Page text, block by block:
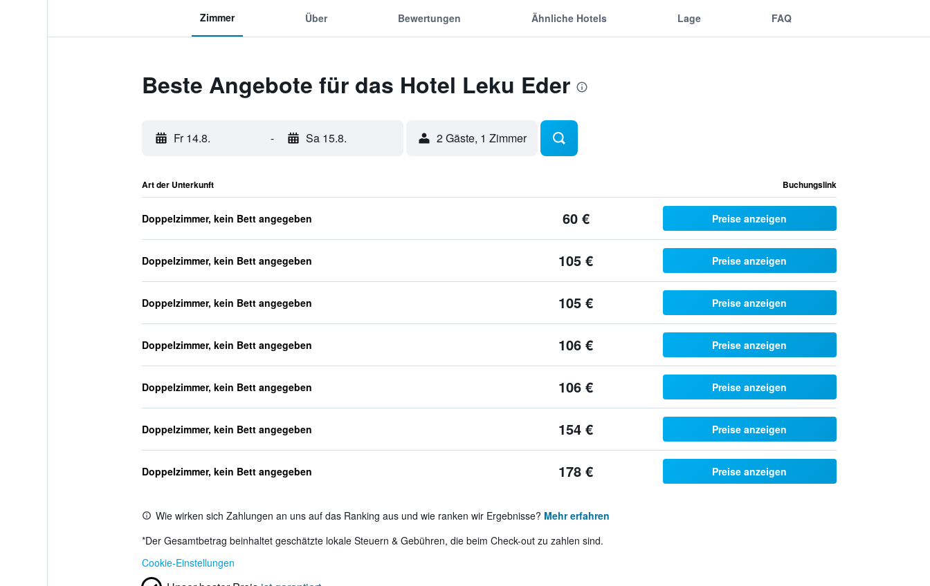
Zimmer Über Bewertungen Ähnliche Hotels Lage FAQ
Beste Angebote für das Hotel Leku Eder
Fr 14.8. - Sa 15.8. 2 Gäste, 1 Zimmer
Art der Unterkunft Buchungslink
Doppelzimmer, kein Bett angegeben 60 € Preise anzeigen
Doppelzimmer, kein Bett angegeben 105 € Preise anzeigen
Doppelzimmer, kein Bett angegeben 105 € Preise anzeigen
Doppelzimmer, kein Bett angegeben 106 € Preise anzeigen
Doppelzimmer, kein Bett angegeben 106 € Preise anzeigen
Doppelzimmer, kein Bett angegeben 154 € Preise anzeigen
Doppelzimmer, kein Bett angegeben 178 € Preise anzeigen
Wie wirken sich Zahlungen an uns auf das Ranking aus und wie ranken wir Ergebnisse? Mehr erfahren
*Der Gesamtbetrag beinhaltet geschätzte lokale Steuern & Gebühren, die beim Check-out zu zahlen sind.
Cookie-Einstellungen